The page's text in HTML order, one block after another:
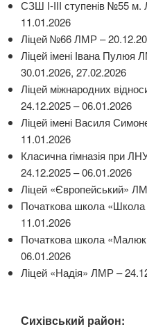
СЗШ І-ІІІ ступенів №55
11.01.2026
Ліцей №66 ЛМР –
Ліцей імені Івана Пулюя
30.01.2026, 27.02.2026
Ліцей міжнародних
24.12.2025 – 06.01.2026
Ліцей імені Василя
11.01.2026
Класична гімназія при
24.12.2025 – 06.01.2026
Ліцей «Європейський»
Початкова школа
11.01.2026
Початкова школа
06.01.2026
Ліцей «Надія» ЛМР –
Сихівський район: